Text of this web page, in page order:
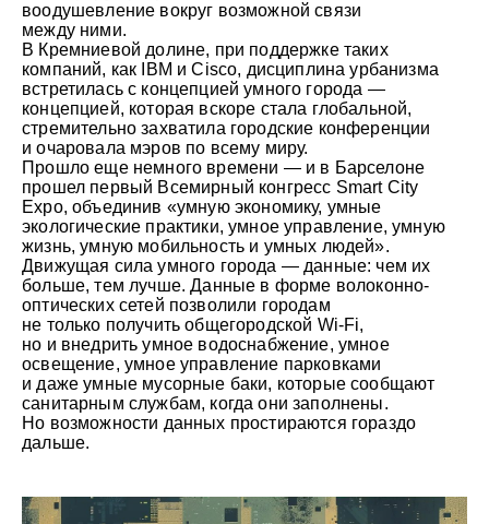
воодушевление вокруг возможной связи
между ними.
В Кремниевой долине, при поддержке таких
компаний, как IBM и Cisco, дисциплина урбанизма
встретилась с концепцией умного города —
концепцией, которая вскоре стала глобальной,
стремительно захватила городские конференции
и очаровала мэров по всему миру.
Прошло еще немного времени — и в Барселоне
прошел первый Всемирный конгресс Smart City
Expo, объединив «умную экономику, умные
экологические практики, умное управление, умную
жизнь, умную мобильность и умных людей».
Движущая сила умного города — данные: чем их
больше, тем лучше. Данные в форме волоконно-
оптических сетей позволили городам
не только получить общегородской Wi-Fi,
но и внедрить умное водоснабжение, умное
освещение, умное управление парковками
и даже умные мусорные баки, которые сообщают
санитарным службам, когда они заполнены.
Но возможности данных простираются гораздо
дальше.